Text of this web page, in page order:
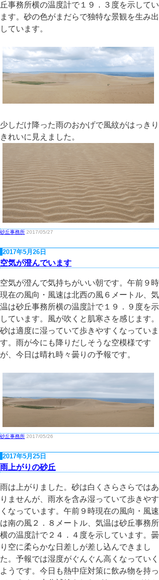
丘事務所横の温度計で１９．３度を示してい
ます。砂の色がまだらで独特な景観を生み出
しています。
少しだけ降った雨のおかげで風紋がはっきり
きれいに見えました。
砂丘事務所 2017/05/27
2017年5月26日
空気が澄んでいます
空気が澄んで気持ちがいい朝です。午前９時
現在の風向・風速は北西の風６メートル、気
温は砂丘事務所横の温度計で１９．９度を示
しています。風が吹くと肌寒さを感じます。
砂は適度に湿っていて歩きやすくなっていま
す。雨が今にも降りだしそうな空模様です
が、今日は晴れ時々曇りの予報です。
砂丘事務所 2017/05/26
2017年5月25日
雨上がりの砂丘
雨は上がりました。砂は白くさらさらではあ
りませんが、雨水を含み湿っていて歩きやす
くなっています。午前９時現在の風向・風速
は南の風２．８メートル、気温は砂丘事務所
横の温度計で２４．４度を示しています。曇
り空に柔らかな日差しが差し込んできまし
た。予報では湿度がぐんぐん高くなっていく
ようです。今日も熱中症対策に飲み物を持っ